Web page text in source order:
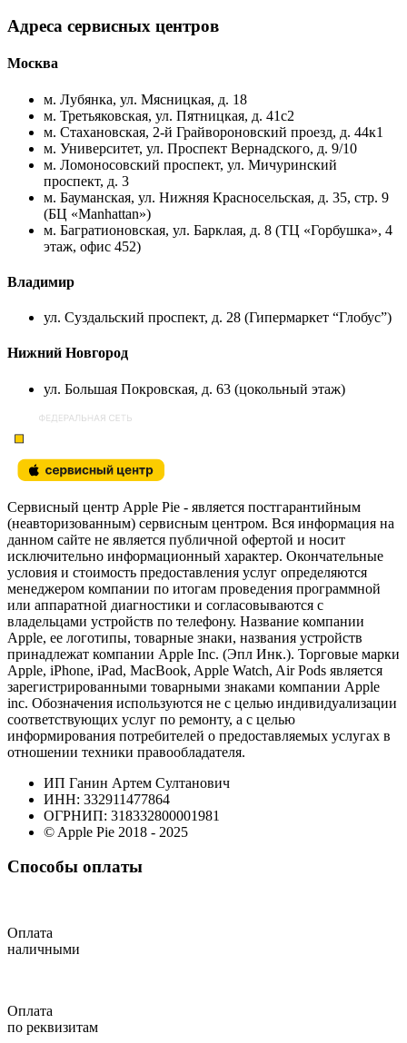
Адреса сервисных центров
Москва
м. Лубянка, ул. Мясницкая, д. 18
м. Третьяковская, ул. Пятницкая, д. 41с2
м. Стахановская, 2-й Грайвороновский проезд, д. 44к1
м. Университет, ул. Проспект Вернадского, д. 9/10
м. Ломоносовский проспект, ул. Мичуринский
проспект, д. 3
м. Бауманская, ул. Нижняя Красносельская, д. 35, стр. 9
(БЦ «Manhattan»)
м. Багратионовская, ул. Барклая, д. 8 (ТЦ «Горбушка», 4
этаж, офис 452)
Владимир
ул. Суздальский проспект, д. 28 (Гипермаркет “Глобус”)
Нижний Новгород
ул. Большая Покровская, д. 63 (цокольный этаж)
Сервисный центр Apple Pie - является постгарантийным
(неавторизованным) сервисным центром. Вся информация на
данном сайте не является публичной офертой и носит
исключительно информационный характер. Окончательные
условия и стоимость предоставления услуг определяются
менеджером компании по итогам проведения программной
или аппаратной диагностики и согласовываются с
владельцами устройств по телефону. Название компании
Apple, ее логотипы, товарные знаки, названия устройств
принадлежат компании Apple Inc. (Эпл Инк.). Торговые марки
Apple, iPhone, iPad, MacBook, Apple Watch, Air Pods является
зарегистрированными товарными знаками компании Apple
inc. Обозначения используются не с целью индивидуализации
соответствующих услуг по ремонту, а с целью
информирования потребителей о предоставляемых услугах в
отношении техники правообладателя.
ИП Ганин Артем Султанович
ИНН: 332911477864
ОГРНИП: 318332800001981
© Apple Pie 2018 - 2025
Способы оплаты
Оплата
наличными
Оплата
по реквизитам